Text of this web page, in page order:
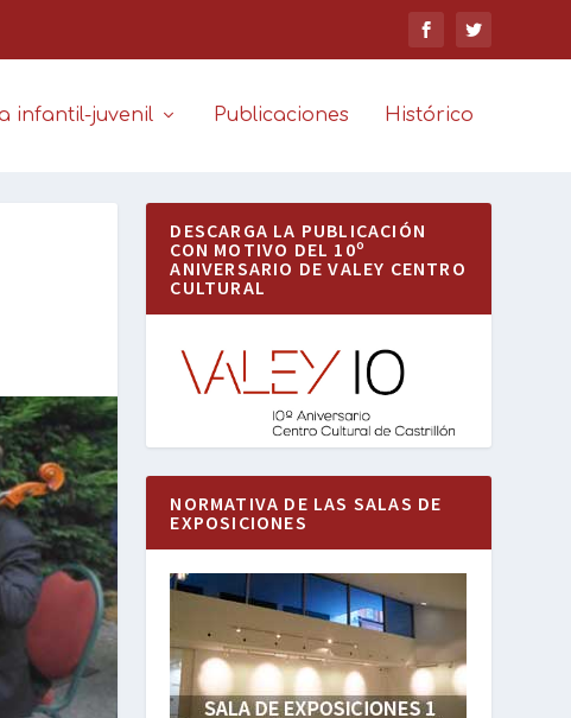
infantil-juvenil Publicaciones Histórico
DESCARGA LA PUBLICACIÓN
CON MOTIVO DEL 10º
ANIVERSARIO DE VALEY CENTRO
CULTURAL
NORMATIVA DE LAS SALAS DE
EXPOSICIONES